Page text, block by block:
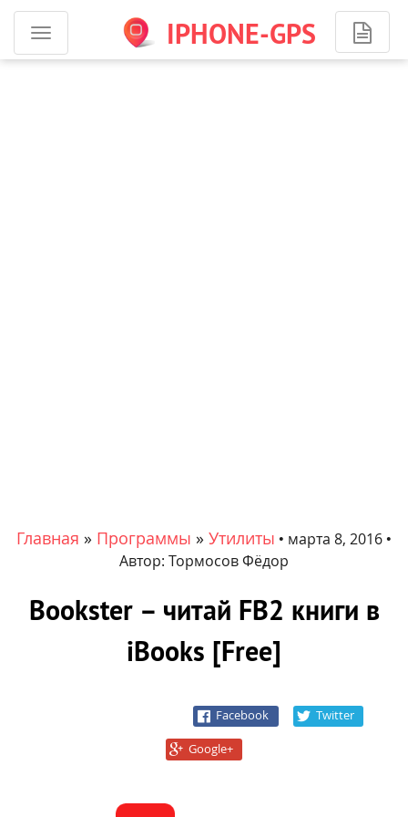
Программы
для
IPHONE-GPS
Главная » Программы » Утилиты • марта 8, 2016 •
Автор: Тормосов Фёдор
Bookster – читай FB2 книги в
iBooks [Free]
Facebook Twitter
Google+